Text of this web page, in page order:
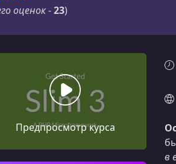
оценок-23)
Предпросмотр курса
в